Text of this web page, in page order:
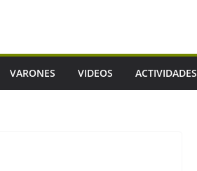
VARONES VIDEOS ACTIVIDADES